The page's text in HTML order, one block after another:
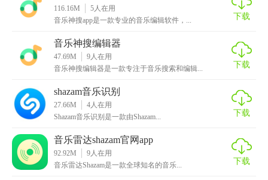
2. 隐私保护：尊重用户隐私，不会将识别结果用于广告或其
他商业用途。
3. 持续更新：定期更新数据库，确保识别最新发布的音乐。
4. 跨平台同步：在不同设备上登录同一账号，可同步识别历
史和偏好设置。
【shazam音乐神搜推荐】
对于热爱音乐、喜欢探索新曲目或希望在各种场合快速识别
背景音乐的用户来说，Shazam音乐神搜是一个不可多得的好
工具，其便捷性、高效性和丰富的功能使其成为音乐爱好者
116.16M 5人在用
音乐神搜app是一款专业的音乐编辑软件，...
下载
音乐神搜编辑器
47.69M 9人在用
音乐神搜编辑器是一款专注于音乐搜索和编辑...
下载
shazam音乐识别
27.66M 4人在用
Shazam音乐识别是一款由Shazam...
下载
音乐雷达shazam官网app
92.92M 9人在用
音乐雷达Shazam是一款全球知名的音乐...
下载